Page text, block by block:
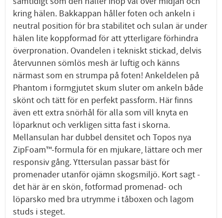
kring hälen. Bakkappan håller foten och ankeln i
neutral position för bra stabilitet och sulan är under
hälen lite koppformad för att ytterligare förhindra
överpronation. Ovandelen i tekniskt stickad, delvis
återvunnen sömlös mesh är luftig och känns
närmast som en strumpa på foten! Ankeldelen på
Phantom i formgjutet skum sluter om ankeln både
skönt och tätt för en perfekt passform. Här finns
även ett extra snörhål för alla som vill knyta en
löparknut och verkligen sitta fast i skorna.
Mellansulan har dubbel densitet och Topos nya
ZipFoam™-formula för en mjukare, lättare och mer
responsiv gång. Yttersulan passar bäst för
promenader utanför ojämn skogsmiljö. Kort sagt -
det här är en skön, fotformad promenad- och
löparsko med bra utrymme i tåboxen och lagom
studs i steget.